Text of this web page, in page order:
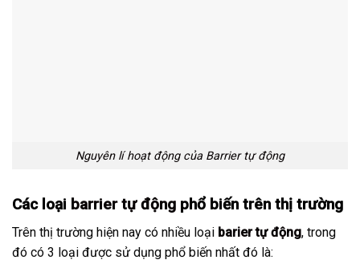
Nguyên lí hoạt động của Barrier tự động
Các loại barrier tự động phổ biến trên thị trường
Trên thị trường hiện nay có nhiều loại barier tự động, trong
đó có 3 loại được sử dụng phổ biến nhất đó là: